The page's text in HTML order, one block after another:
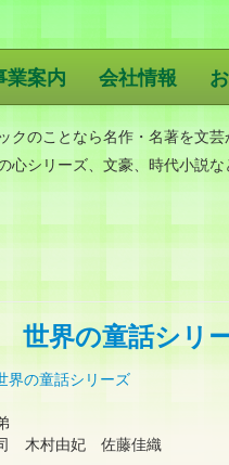
版
業案内 会社情報
クのことなら名作・名著を文
心シリーズ、文豪、時代小説
界の童話シリ
界の童話シリーズ
木村由妃 佐藤佳織